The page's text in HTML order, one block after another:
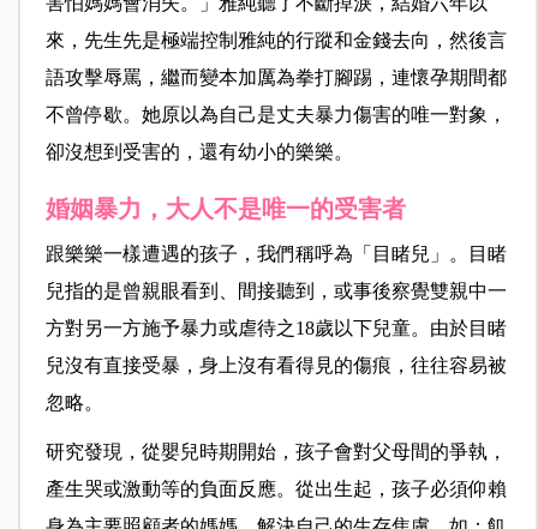
來，先生先是極端控制雅純的行蹤和金錢去向，然後言
語攻擊辱罵，繼而變本加厲為拳打腳踢，連懷孕期間都
不曾停歇。她原以為自己是丈夫暴力傷害的唯一對象，
卻沒想到受害的，還有幼小的樂樂。
婚姻暴力，大人不是唯一的受害者
跟樂樂一樣遭遇的孩子，我們稱呼為「目睹兒」。目睹
兒指的是曾親眼看到、間接聽到，或事後察覺雙親中一
方對另一方施予暴力或虐待之18歲以下兒童。由於目睹
兒沒有直接受暴，身上沒有看得見的傷痕，往往容易被
忽略。
研究發現，從嬰兒時期開始，孩子會對父母間的爭執，
產生哭或激動等的負面反應。從出生起，孩子必須仰賴